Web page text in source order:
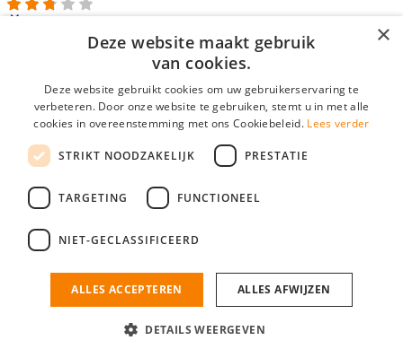
E-mail*
Wachtwoord
login gegevens onthouden
login
Bedrijf aanmelden
nieuwe collega/werknemer zo gevonden!
×
Deze website maakt gebruik
van cookies.
Deze website gebruikt cookies om uw gebruikerservaring te
verbeteren. Door onze website te gebruiken, stemt u in met alle
cookies in overeenstemming met ons Cookiebeleid. Lees verder
STRIKT NOODZAKELIJK PRESTATIE
TARGETING FUNCTIONEEL
NIET-GECLASSIFICEERD
ALLES ACCEPTEREN ALLES AFWIJZEN
DETAILS WEERGEVEN